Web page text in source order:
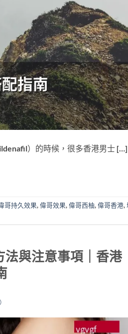
）的時候，很多香港男士 […]
哥持久效果,偉哥效果,偉哥西柚,偉哥香港,
法與注意事項｜香港